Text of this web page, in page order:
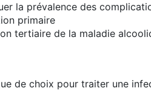
la prévalence des
primaire
tertiaire de la maladie
de choix pour traiter une